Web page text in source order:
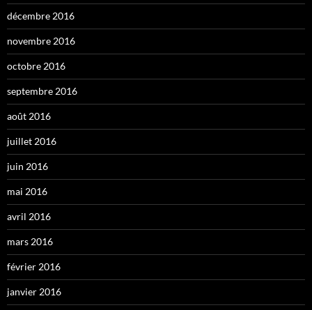
décembre 2016
novembre 2016
octobre 2016
septembre 2016
août 2016
juillet 2016
juin 2016
mai 2016
avril 2016
mars 2016
février 2016
janvier 2016